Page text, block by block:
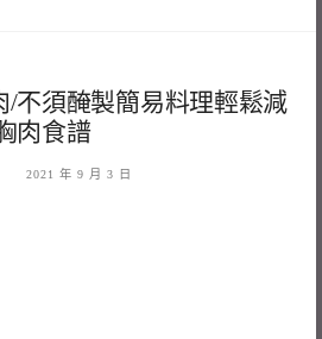
/不須醃製簡易料理輕鬆減
肉食譜
2021 年 9 月 3 日